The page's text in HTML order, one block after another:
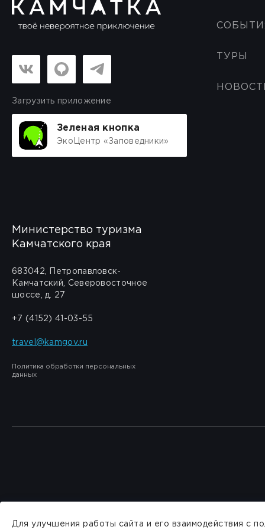
Загрузить приложение
Зеленая кнопка
ЭкоЦентр «Заповедники»
ТУРЫ
Министерство туризма
Камчатского края
683042, Петропавловск-
Камчатский, Северовосточное
шоссе, д. 27
+7 (4152) 41-03-55
travel@kamgov.ru
Политика обработки персональных
данных
Для улучшения работы сайта и его взаимодействия с